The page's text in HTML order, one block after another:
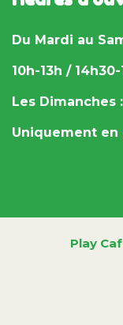
Du Mardi au
10h-13h / 14h30-
Les Dimanches :
Uniquement
Play